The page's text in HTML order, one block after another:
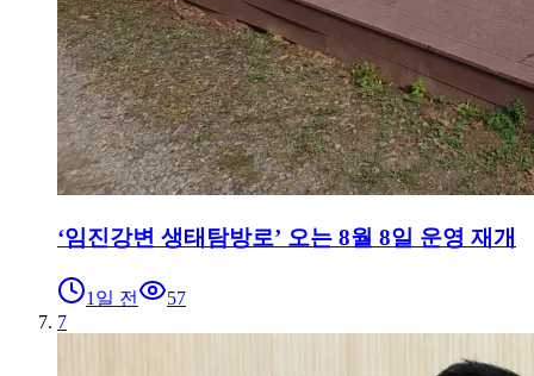
‘임진강변 생태탐방로’ 오는 8월 8일 운영 재개
1일 전
57
7